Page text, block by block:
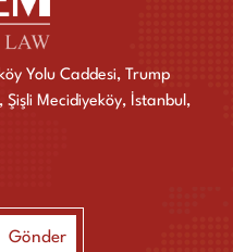
Yolu Caddesi, Trump
Şişli Mecidiyeköy, İstanbul,